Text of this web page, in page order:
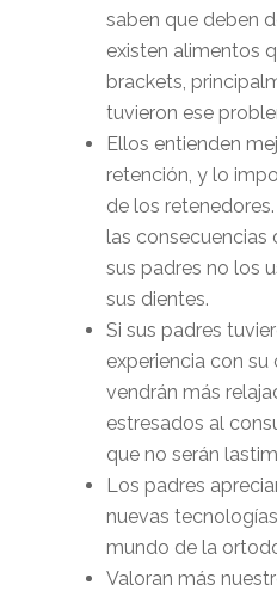
saben que deben
existen alimentos
brackets,
tuvieron ese
Ellos entienden
retención, y lo
de los
las consecuencias
sus padres no los
sus dientes.
Si sus padres
experiencia con
vendrán más
estresados al
que no serán
Los padres
nuevas
mundo de la
Valoran más